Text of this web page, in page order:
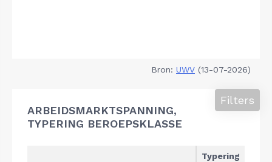
Bron: UWV (13-07-2026)
ARBEIDSMARKTSPANNING,
TYPERING BEROEPSKLASSE
Filters